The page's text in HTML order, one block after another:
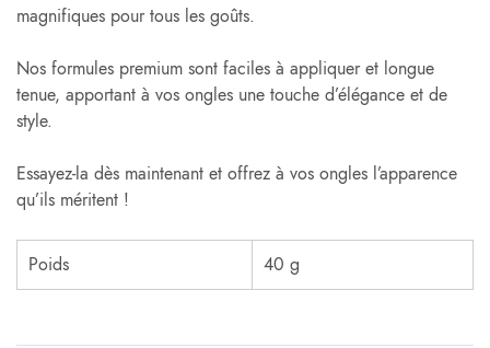
magnifiques pour tous les goûts.
Nos formules premium sont faciles à appliquer et longue
tenue, apportant à vos ongles une touche d’élégance et de
style.
Essayez-la dès maintenant et offrez à vos ongles l’apparence
qu’ils méritent !
Poids 40 g